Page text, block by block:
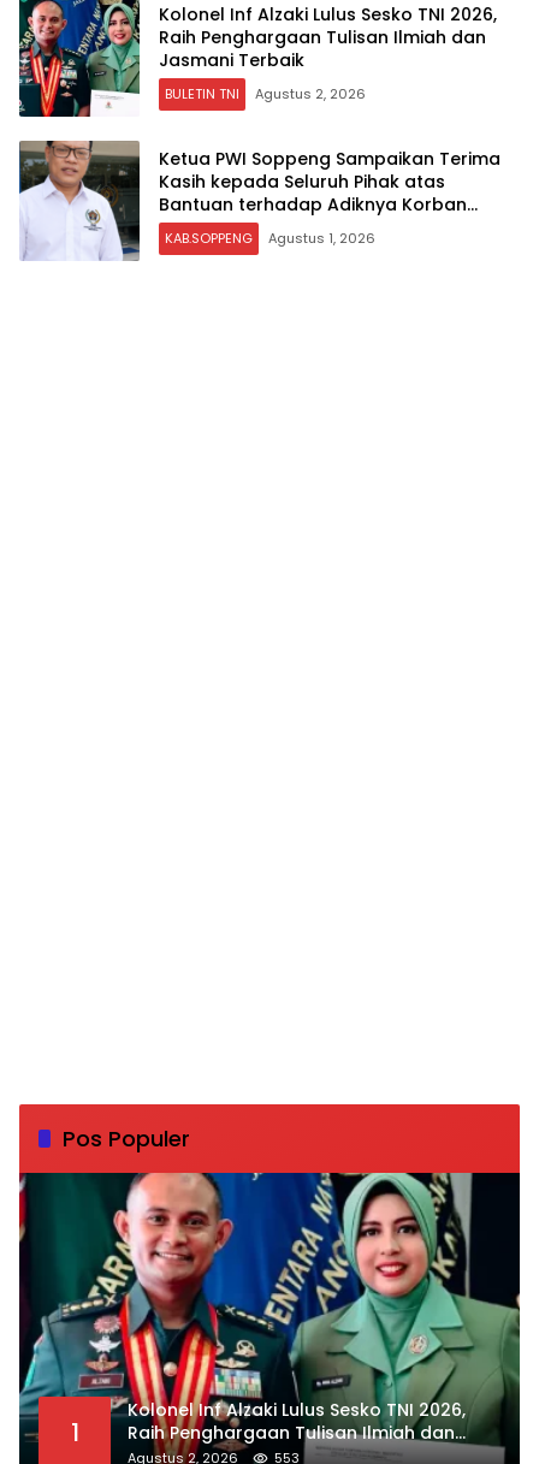
Kolonel Inf Alzaki Lulus Sesko TNI 2026,
Raih Penghargaan Tulisan Ilmiah dan
Jasmani Terbaik
BULETIN TNI Agustus 2, 2026
Ketua PWI Soppeng Sampaikan Terima
Kasih kepada Seluruh Pihak atas
Bantuan terhadap Adiknya Korban
Kecelakaan
KAB.SOPPENG Agustus 1, 2026
Pos Populer
1
Kolonel Inf Alzaki Lulus Sesko TNI 2026,
Raih Penghargaan Tulisan Ilmiah dan
Jasmani Terbaik
Agustus 2, 2026 553